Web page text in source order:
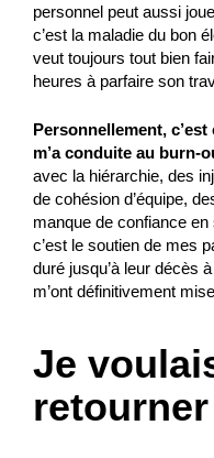
personnel peut aussi
c’est la maladie du bon
veut toujours tout bien
heures à parfaire son
Personnellement,
m’a conduite au burn-
avec la hiérarchie, des
de cohésion d’équipe,
manque de confiance
c’est le soutien de mes
duré jusqu’à leur décès
m’ont définitivement
Je